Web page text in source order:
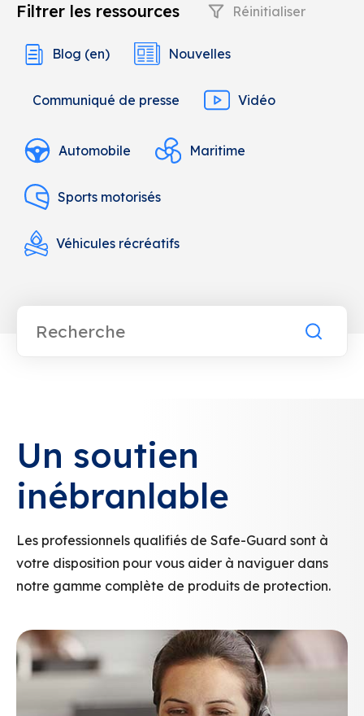
Filtrer les ressources Réinitialiser
Blog (en) Nouvelles
Communiqué de presse Vidéo
Automobile Maritime
Sports motorisés
Véhicules récréatifs
Un soutien
inébranlable
Les professionnels qualifiés de Safe-Guard sont à
votre disposition pour vous aider à naviguer dans
notre gamme complète de produits de protection.